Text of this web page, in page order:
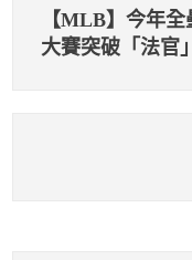
【MLB】今年全
大賽突破「法官